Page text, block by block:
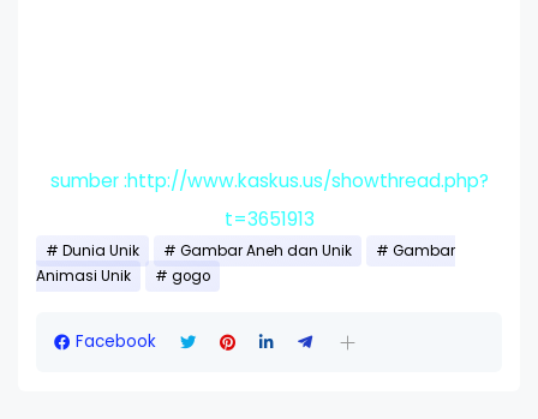
sumber :http://www.kaskus.us/showthread.php?
t=3651913
Dunia Unik Gambar Aneh dan Unik
Gambar
Animasi Unik
gogo
Facebook